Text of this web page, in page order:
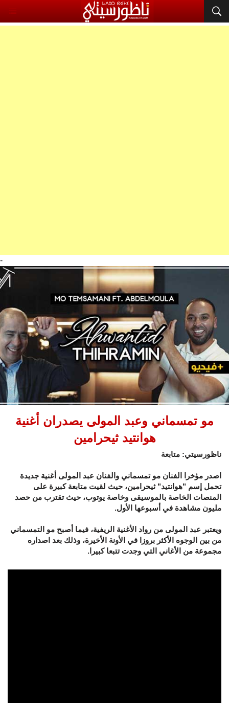
-
مو تمسماني وعبد المولى يصدران أغنية
هوانتيد ثيحرامين
ناظورسيتي: متابعة
اصدر مؤخرا الفنان مو تمسماني والفنان عبد المولى أغنية جديدة
تحمل إسم "هوانتيد" ثيحرامين، حيث لقيت متابعة كبيرة على
المنصات الخاصة بالموسيقى وخاصة يوتوب، حيث تقترب من حصد
مليون مشاهدة في أسبوعها الأول.
ويعتبر عبد المولى من رواد الأغنية الريفية، فيما أصبح مو التمسماني
من بين الوجوه الأكثر بروزا في الأونة الأخيرة، وذلك بعد اصداره
مجموعة من الأغاني التي وجدت تتبعا كبيرا.